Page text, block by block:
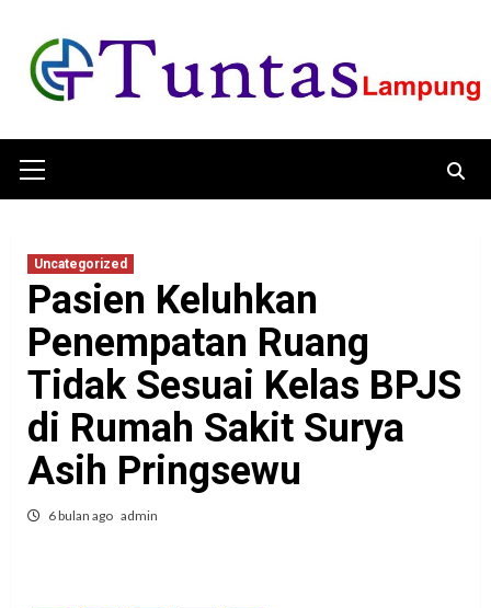
content
Menu
Uncategorized
Pasien Keluhkan
Penempatan Ruang
Tidak Sesuai Kelas BPJS
di Rumah Sakit Surya
Asih Pringsewu
6 bulan ago admin